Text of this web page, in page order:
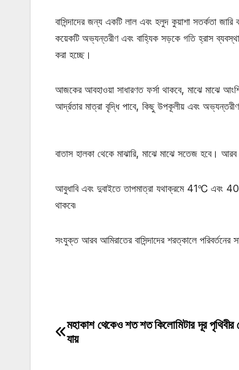
বাসিন্দাদের জন্য একটি লাল এবং হলুদ কুয়াশা সতর্কতা
কয়েকটি অভ্যন্তরীণ এবং বাহ্যিক সড়কে গতি হ্রাস
করা হচ্ছে।
আজকের আবহাওয়া সাধারণত ফর্সা থাকবে, মাঝে মাঝে
আর্দ্রতার মাত্রা বৃদ্ধি পাবে, কিছু উপকূলীয় এবং
বাতাস হালকা থেকে মাঝারি, মাঝে মাঝে সতেজ হবে।
আবুধাবি এবং দুবাইতে তাপমাত্রা যথাক্রমে 41℃ এবং
থাকবে৷
সংযুক্ত আরব আমিরাতের বাসিন্দাদের শরত্কালে
Post
মহাকাশ থেকেও শত শত কিলোমিটার দূর পৃথিবীর
যায়